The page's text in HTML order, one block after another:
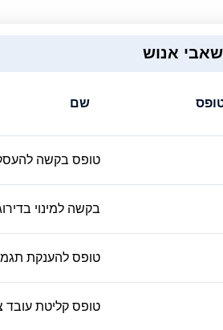
אנוש
שם
טופס בקשה
בקשה למינוי
טופס להענקת
טופס קליטת עובד